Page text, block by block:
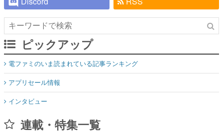
ピックアップ
電ファミのいま読まれている記事ランキング
アプリセール情報
インタビュー
連載・特集一覧